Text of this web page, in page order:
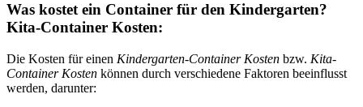
Was kostet ein Container für den Kindergarten?
Kita-Container Kosten:
Die Kosten für einen Kindergarten-Container Kosten bzw. Kita-
Container Kosten können durch verschiedene Faktoren beeinflusst
werden, darunter: